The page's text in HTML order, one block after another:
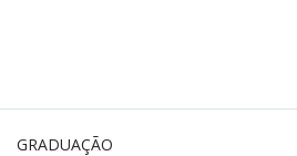
GRADUAÇÃO